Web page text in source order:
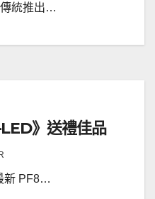
統推出…
》送禮佳品
新 PF8…